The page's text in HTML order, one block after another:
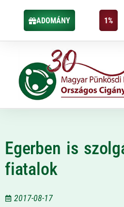
ADOMÁNY 1%
Egerben is
fiatalok
2017-08-17